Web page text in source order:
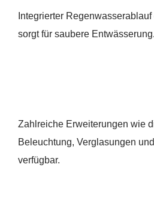
Integrierter
sorgt für saubere Entwässerung.
Zahlreiche Erweiterungen wie
Beleuchtung, Verglasungen
verfügbar.